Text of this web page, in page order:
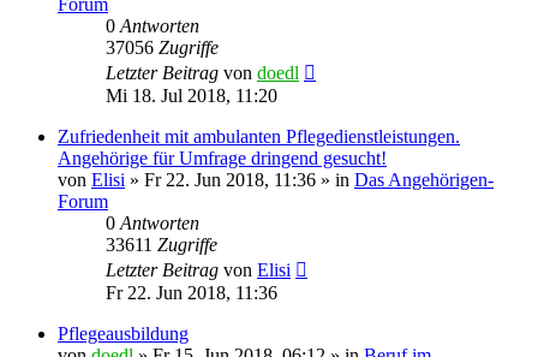
0 Antworten
37056 Zugriffe
Letzter Beitrag von doedl
Mi 18. Jul 2018, 11:20
Zufriedenheit mit ambulanten Pflegedienstleistungen.
Angehörige für Umfrage dringend gesucht!
von Elisi » Fr 22. Jun 2018, 11:36 » in Das Angehörigen-
Forum
0 Antworten
33611 Zugriffe
Letzter Beitrag von Elisi
Fr 22. Jun 2018, 11:36
Pflegeausbildung